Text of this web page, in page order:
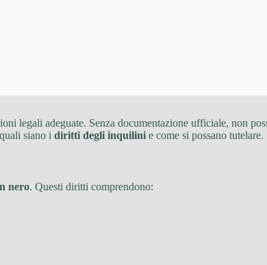
legali adeguate. Senza documentazione ufficiale, non
siano i diritti degli inquilini e come si possano tutelare.
nero. Questi diritti comprendono: